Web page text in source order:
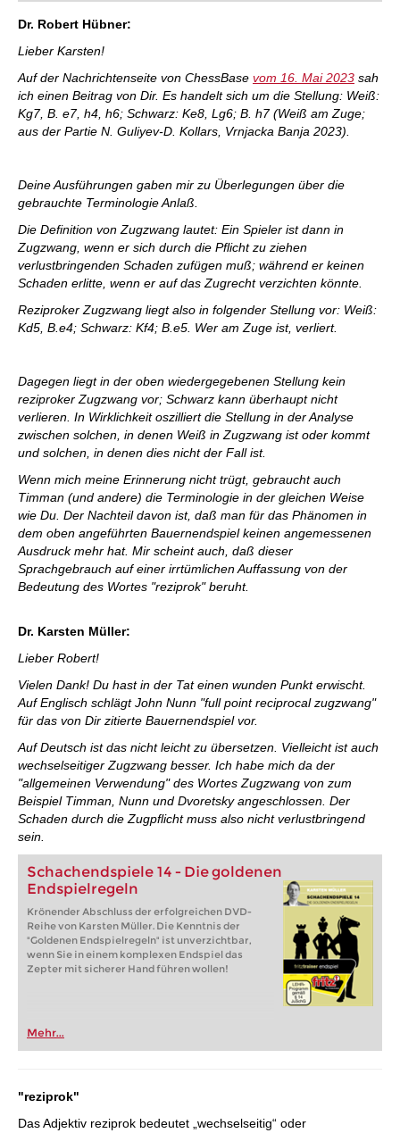
individueller als je zuvor.
Dr. Robert Hübner:
Lieber Karsten!
Auf der Nachrichtenseite von ChessBase vom 16. Mai 2023 sah
ich einen Beitrag von Dir. Es handelt sich um die Stellung: Weiß:
Kg7, B. e7, h4, h6; Schwarz: Ke8, Lg6; B. h7 (Weiß am Zuge;
aus der Partie N. Guliyev-D. Kollars, Vrnjacka Banja 2023).
Deine Ausführungen gaben mir zu Überlegungen über die
gebrauchte Terminologie Anlaß.
Die Definition von Zugzwang lautet: Ein Spieler ist dann in
Zugzwang, wenn er sich durch die Pflicht zu ziehen
verlustbringenden Schaden zufügen muß; während er keinen
Schaden erlitte, wenn er auf das Zugrecht verzichten könnte.
Reziproker Zugzwang liegt also in folgender Stellung vor: Weiß:
Kd5, B.e4; Schwarz: Kf4; B.e5. Wer am Zuge ist, verliert.
Dagegen liegt in der oben wiedergegebenen Stellung kein
reziproker Zugzwang vor; Schwarz kann überhaupt nicht
verlieren. In Wirklichkeit oszilliert die Stellung in der Analyse
zwischen solchen, in denen Weiß in Zugzwang ist oder kommt
und solchen, in denen dies nicht der Fall ist.
Wenn mich meine Erinnerung nicht trügt, gebraucht auch
Timman (und andere) die Terminologie in der gleichen Weise
wie Du. Der Nachteil davon ist, daß man für das Phänomen in
dem oben angeführten Bauernendspiel keinen angemessenen
Ausdruck mehr hat. Mir scheint auch, daß dieser
Sprachgebrauch auf einer irrtümlichen Auffassung von der
Bedeutung des Wortes "reziprok" beruht.
Dr. Karsten Müller:
Lieber Robert!
Vielen Dank! Du hast in der Tat einen wunden Punkt erwischt.
Auf Englisch schlägt John Nunn "full point reciprocal zugzwang"
für das von Dir zitierte Bauernendspiel vor.
Auf Deutsch ist das nicht leicht zu übersetzen. Vielleicht ist auch
wechselseitiger Zugzwang besser. Ich habe mich da der
"allgemeinen Verwendung" des Wortes Zugzwang von zum
Beispiel Timman, Nunn und Dvoretsky angeschlossen. Der
Schaden durch die Zugpflicht muss also nicht verlustbringend
sein.
Schachendspiele 14 - Die goldenen
Endspielregeln
Krönender Abschluss der erfolgreichen DVD-
Reihe von Karsten Müller. Die Kenntnis der
"Goldenen Endspielregeln" ist unverzichtbar,
wenn Sie in einem komplexen Endspiel das
Zepter mit sicherer Hand führen wollen!
Mehr...
"reziprok"
Das Adjektiv reziprok bedeutet „wechselseitig“ oder